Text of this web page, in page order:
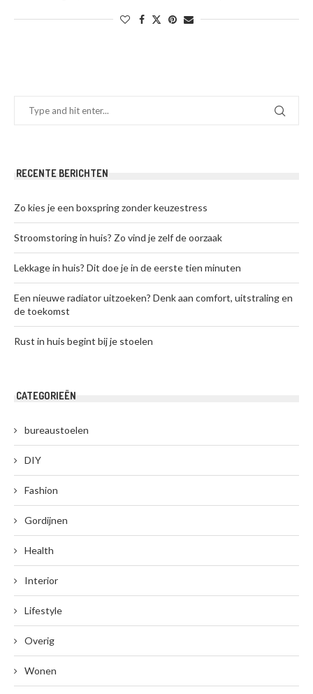
RECENTE BERICHTEN
Zo kies je een boxspring zonder keuzestress
Stroomstoring in huis? Zo vind je zelf de oorzaak
Lekkage in huis? Dit doe je in de eerste tien minuten
Een nieuwe radiator uitzoeken? Denk aan comfort, uitstraling en
de toekomst
Rust in huis begint bij je stoelen
CATEGORIEËN
bureaustoelen
DIY
Fashion
Gordijnen
Health
Interior
Lifestyle
Overig
Wonen